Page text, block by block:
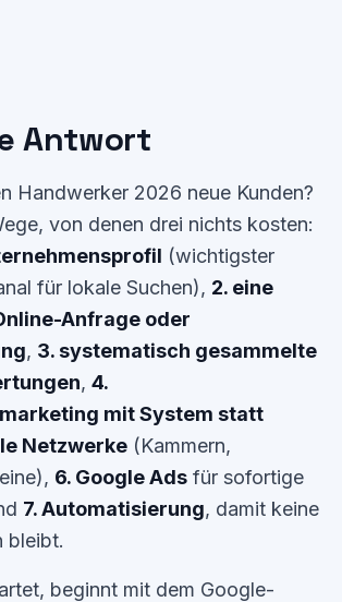
Antwort
Handwerker 2026 neue Kunden?
von denen drei nichts kosten:
(wichtigster
für lokale Suchen), 2. eine
Anfrage oder
, 3. systematisch gesammelte
, 4.
mit System statt
Netzwerke (Kammern,
6. Google Ads für sofortige
7. Automatisierung, damit keine
bleibt.
beginnt mit dem Google-